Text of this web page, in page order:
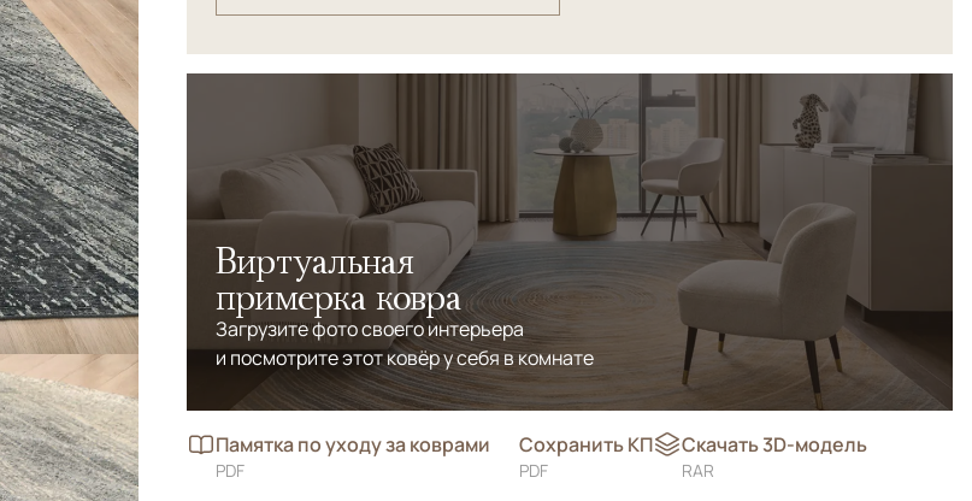
Виртуальная
примерка ковра
Загрузите фото своего интерьера
и посмотрите этот ковёр у себя в комнате
Памятка по уходу за коврами
PDF
Сохранить КП
PDF
Скачать 3D-модель
RAR